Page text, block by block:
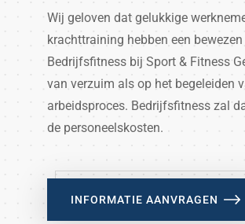
Wij geloven dat gelukkige
krachttraining hebben een
Bedrijfsfitness bij Sport & Fitness
van verzuim als op het begeleiden
arbeidsproces. Bedrijfsfitness zal
de personeelskosten.
INFORMATIE AANVRAGEN